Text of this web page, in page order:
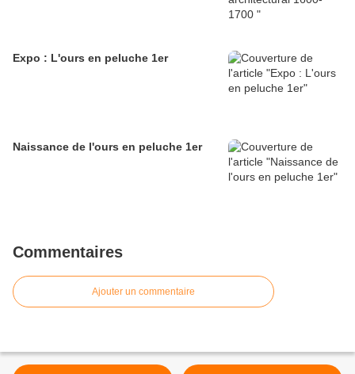
Expo : L'ours en peluche 1er
Naissance de l'ours en peluche 1er
Commentaires
Ajouter un commentaire